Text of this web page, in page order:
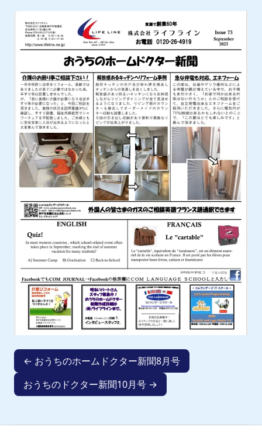
← おうちのホームドクター新聞8月号
おうちのドクター新聞10月号 →